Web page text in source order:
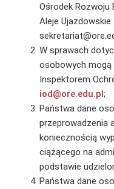
Ośrodek Rozwoju
Aleje Ujazdowskie
W sprawach
osobowych
Inspektorem
iod@ore.edu.pl;
Państwa dane
przeprowadzenia
koniecznością
ciążącego na
podstawie
Państwa dane